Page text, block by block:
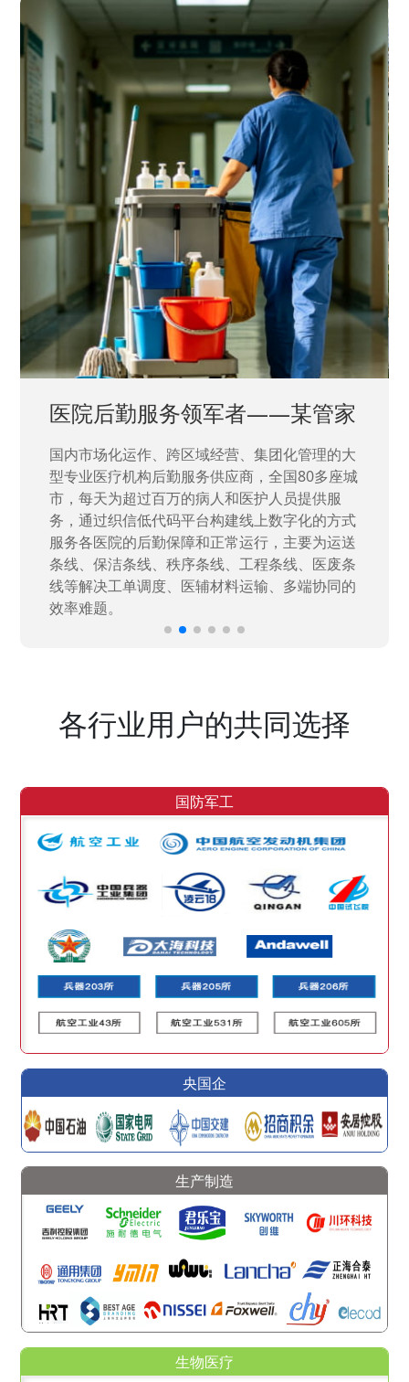
中国兵器工业集团——银光化学
国家“一五”期间156个重点项目之一。属于国家
高新技术企业，在信息化升级建设中，存在大
量“小、散、碎”的信息化需求，需要投入大量人
力资源进行开发，通过引入织信低代码平台，解
决当下遇到的各类业务难题，提升整体的IT研发
效率。
各行业用户的共同选择
国防军工
央国企
生产制造
生物医疗